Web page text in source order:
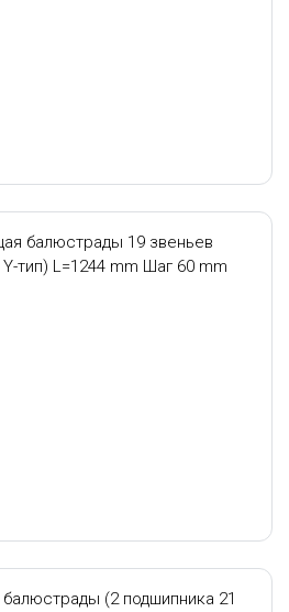
балюстрады 19 звеньев
тип) L=1244 mm Шаг 60 mm
(2 подшипника 21